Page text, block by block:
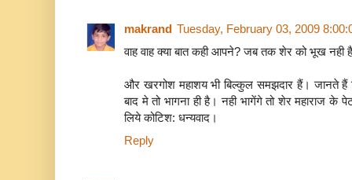
makrand Tuesday, February 03, 2009
वाह वाह क्या बात कही आपने? जब तक शेर को भूख नही
और खरगोश महाशय भी बिल्कुल समझदार हैं। जानते
बाद मे तो भागना ही है। नही भागेंगे तो शेर महाराज
लिये कोटिश: धन्यवाद।
Reply